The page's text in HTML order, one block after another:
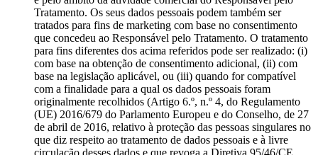
Tratamento. Os seus dados pessoais podem também ser
tratados para fins de marketing com base no consentimento
que concedeu ao Responsável pelo Tratamento. O tratamento
para fins diferentes dos acima referidos pode ser realizado: (i)
com base na obtenção de consentimento adicional, (ii) com
base na legislação aplicável, ou (iii) quando for compatível
com a finalidade para a qual os dados pessoais foram
originalmente recolhidos (Artigo 6.º, n.º 4, do Regulamento
(UE) 2016/679 do Parlamento Europeu e do Conselho, de 27
de abril de 2016, relativo à proteção das pessoas singulares no
que diz respeito ao tratamento de dados pessoais e à livre
circulação desses dados e que revoga a Diretiva 95/46/CE,